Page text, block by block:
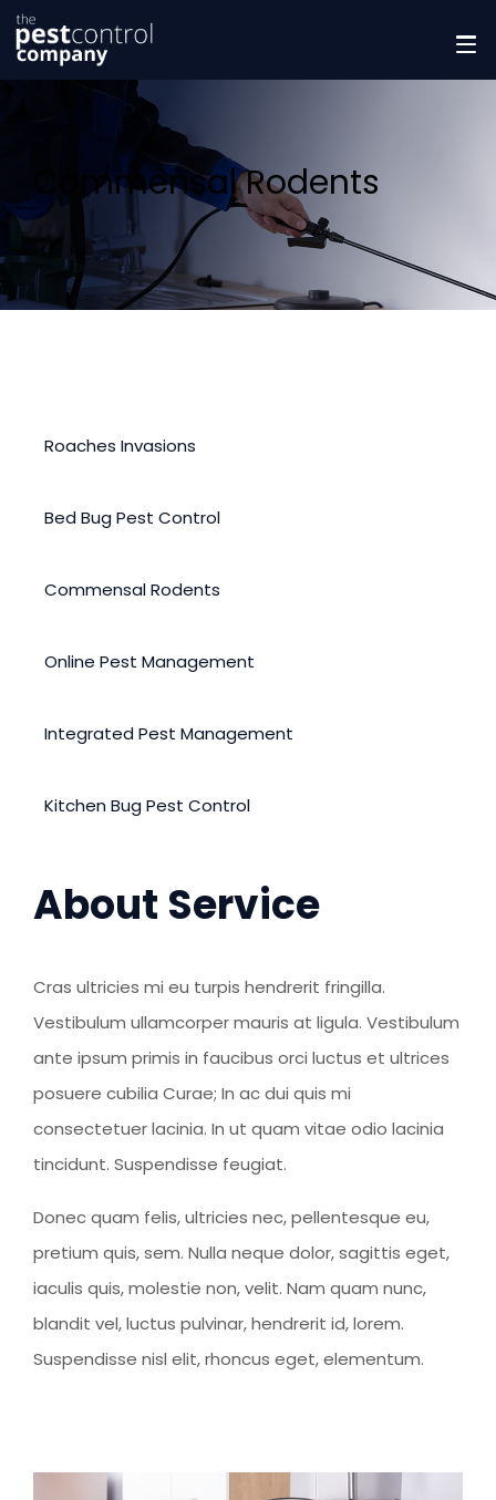
Commensal Rodents
Roaches Invasions
Bed Bug Pest Control
Commensal Rodents
Online Pest Management
Integrated Pest Management
Kitchen Bug Pest Control
About Service
Cras ultricies mi eu turpis hendrerit fringilla.
Vestibulum ullamcorper mauris at ligula. Vestibulum
ante ipsum primis in faucibus orci luctus et ultrices
posuere cubilia Curae; In ac dui quis mi
consectetuer lacinia. In ut quam vitae odio lacinia
tincidunt. Suspendisse feugiat.
Donec quam felis, ultricies nec, pellentesque eu,
pretium quis, sem. Nulla neque dolor, sagittis eget,
iaculis quis, molestie non, velit. Nam quam nunc,
blandit vel, luctus pulvinar, hendrerit id, lorem.
Suspendisse nisl elit, rhoncus eget, elementum.